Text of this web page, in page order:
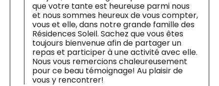
que votre tante est heureuse parmi nous
et nous sommes heureux de vous compter,
vous et elle, dans notre grande famille des
Résidences Soleil. Sachez que vous êtes
toujours bienvenue afin de partager un
repas et participer à une activité avec elle.
Nous vous remercions chaleureusement
pour ce beau témoignage! Au plaisir de
vous y rencontrer!